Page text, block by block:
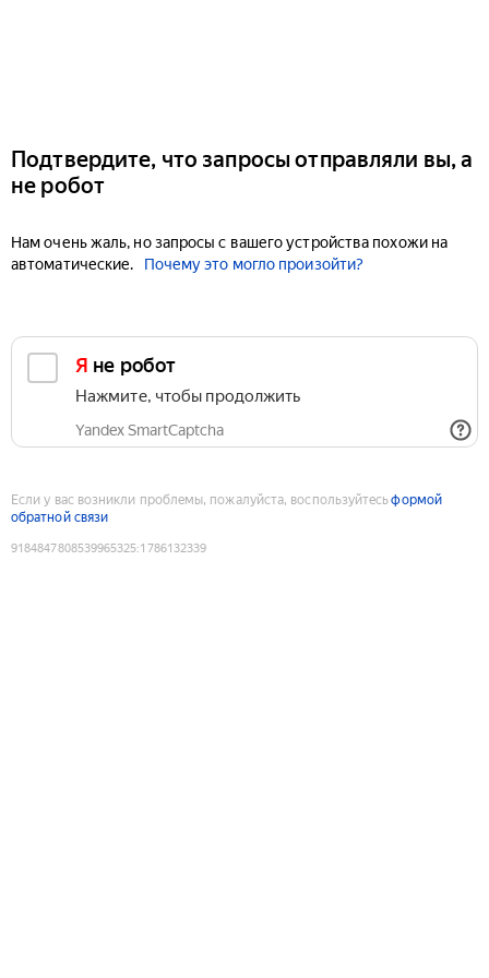
Подтвердите, что запросы отправляли вы, а
не робот
Нам очень жаль, но запросы с вашего устройства похожи на
автоматические.
Почему это могло произойти?
Я не робот
Нажмите, чтобы продолжить
Yandex SmartCaptcha
Если у вас возникли проблемы, пожалуйста, воспользуйтесьформой
обратной связи
9184847808539965325:1786132339